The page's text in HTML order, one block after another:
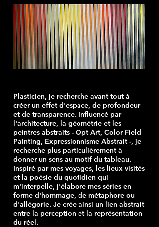
Plasticien, je recherche avant tout à
créer un effet d'espace, de profondeur
et de transparence. Influencé par
l'architecture, la géométrie et les
peintres abstraits - Opt Art, Color Field
Painting, Expressionnisme Abstrait -, je
recherche plus particulièrement à
donner un sens au motif du tableau.
Inspiré par mes voyages, les lieux visités
et la poésie du quotidien qui
m'interpelle, j'élabore mes séries en
forme d'hommage, de métaphore ou
d'allégorie. Je crée ainsi un lien abstrait
entre la perception et la représentation
du réel.